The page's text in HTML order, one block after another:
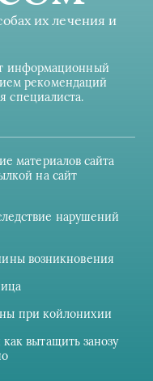
их лечения и
информационный
рекомендаций
специалиста.
материалов сайта
на сайт
нарушений
возникновения
при койлонихии
вытащить занозу